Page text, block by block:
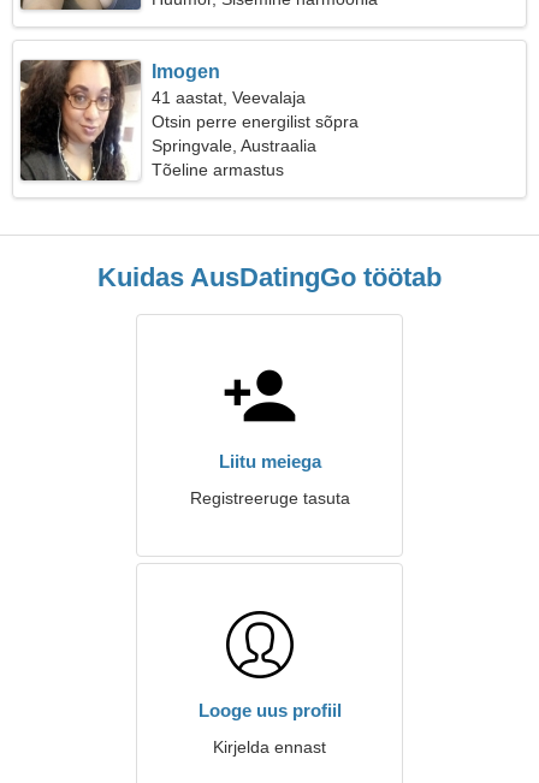
Imogen
41 aastat, Veevalaja
Otsin perre energilist sõpra
Springvale, Austraalia
Tõeline armastus
Kuidas AusDatingGo töötab
Liitu meiega
Registreeruge tasuta
Looge uus profiil
Kirjelda ennast